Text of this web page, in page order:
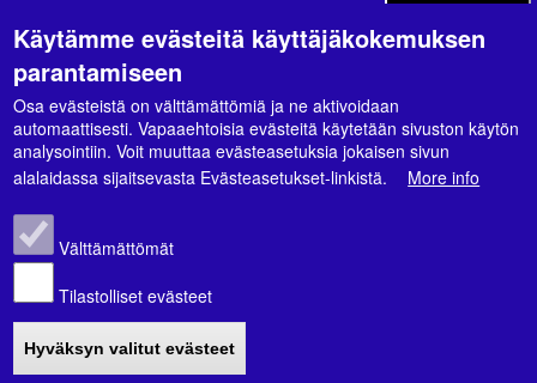
Suunnitelmat ja ohjelmat
Kaupunkikonsernin strategia 2026-2030
Hyvinvointikertomus 2021-2024
Hyvinvointisuunnitelma 2026-2029
© Nivalan kaupunki |
rekisteriselosteet|
Käytämme evästeitä käyttäjäkokemuksen
parantamiseen
Osa evästeistä on välttämättömiä ja ne aktivoidaan
automaattisesti. Vapaaehtoisia evästeitä käytetään sivuston käytön
analysointiin. Voit muuttaa evästeasetuksia jokaisen sivun
alalaidassa sijaitsevasta Evästeasetukset-linkistä.
More info
Välttämättömät
Tilastolliset evästeet
Hyväksyn valitut evästeet